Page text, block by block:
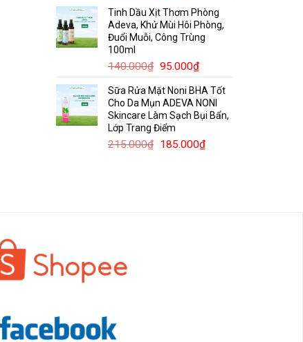
là:
90.000₫.
tại
là:
60.000₫.
Tinh Dầu Xịt Thơm Phòng
Adeva, Khử Mùi Hôi Phòng,
Đuổi Muỗi, Công Trùng
100ml
140.000₫ Giá
là:
140.000₫.
95.000₫Giá
tại
là:
95.000₫.
Sữa Rửa Mặt Noni BHA Tốt
Cho Da Mụn ADEVA NONI
Skincare Làm Sạch Bụi Bẩn,
Lớp Trang Điểm
215.000₫ Giá
185.000₫Giá